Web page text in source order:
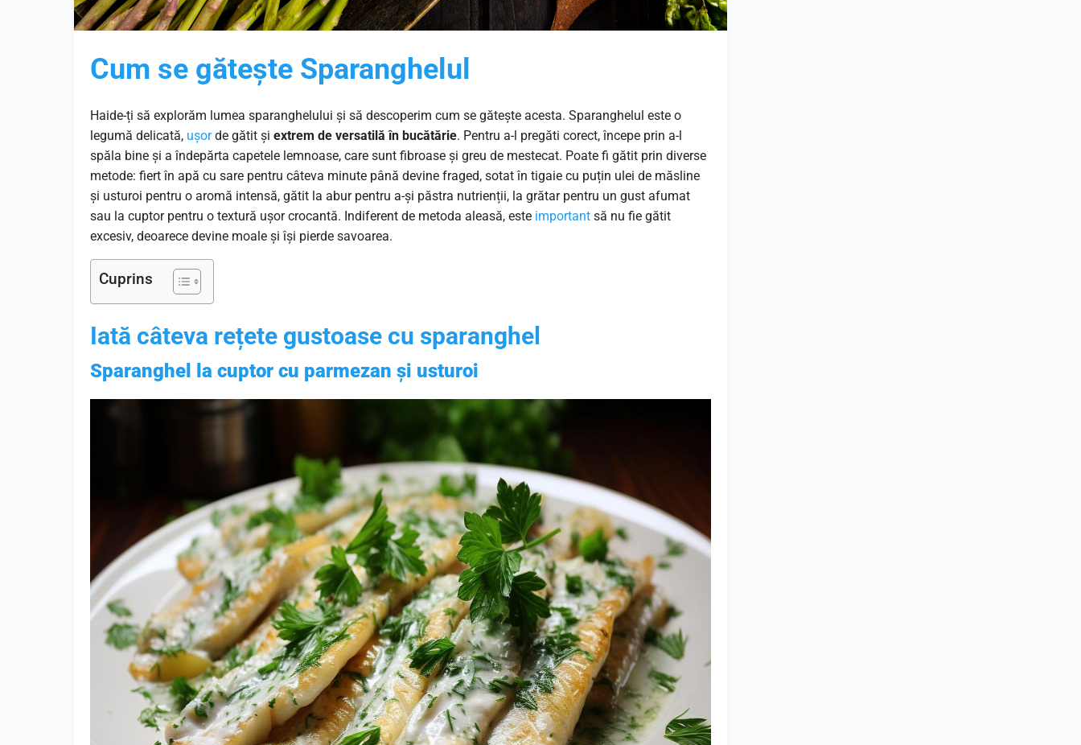
Cum se gătește Sparanghelul
Haide-ți să explorăm lumea sparanghelului și să descoperim cum se gătește acesta. Sparanghelul este o
legumă delicată, ușorde gătit și extrem de versatilă în bucătărie. Pentru a-l pregăti corect, începe prin a-l
spăla bine și a îndepărta capetele lemnoase, care sunt fibroase și greu de mestecat. Poate fi gătit prin diverse
metode: fiert în apă cu sare pentru câteva minute până devine fraged, sotat în tigaie cu puțin ulei de măsline
și usturoi pentru o aromă intensă, gătit la abur pentru a-și păstra nutrienții, la grătar pentru un gust afumat
sau la cuptor pentru o textură ușor crocantă. Indiferent de metoda aleasă, este important să nu fie gătit
excesiv, deoarece devine moale și își pierde savoarea.
Cuprins
Iată câteva rețete gustoase cu sparanghel
Sparanghel la cuptor cu parmezan și usturoi